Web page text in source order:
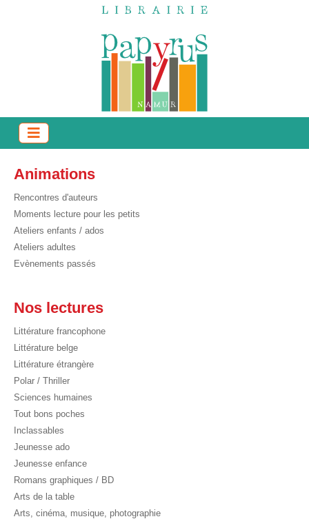
Animations
Rencontres d'auteurs
Moments lecture pour les petits
Ateliers enfants / ados
Ateliers adultes
Evènements passés
Nos lectures
Littérature francophone
Littérature belge
Littérature étrangère
Polar / Thriller
Sciences humaines
Tout bons poches
Inclassables
Jeunesse ado
Jeunesse enfance
Romans graphiques / BD
Arts de la table
Arts, cinéma, musique, photographie